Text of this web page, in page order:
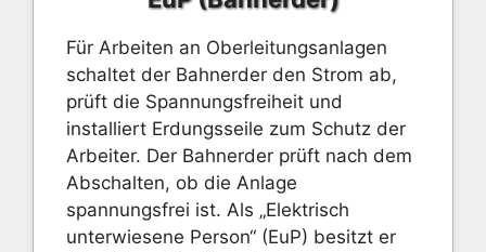
Für Arbeiten an Oberleitungsanlagen
schaltet der Bahnerder den Strom ab,
prüft die Spannungsfreiheit und
installiert Erdungsseile zum Schutz der
Arbeiter. Der Bahnerder prüft nach dem
Abschalten, ob die Anlage
spannungsfrei ist. Als „Elektrisch
unterwiesene Person“ (EuP) besitzt er